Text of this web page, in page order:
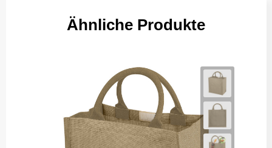
Ähnliche Produkte